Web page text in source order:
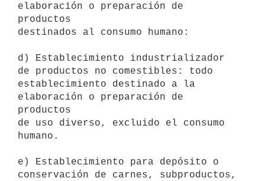
elaboración o preparación de
productos
destinados al consumo humano:
d) Establecimiento industrializador
de productos no comestibles: todo
establecimiento destinado a la
elaboración o preparación de
productos
de uso diverso, excluido el consumo
humano.
e) Establecimiento para depósito o
conservación de carnes, subproductos,